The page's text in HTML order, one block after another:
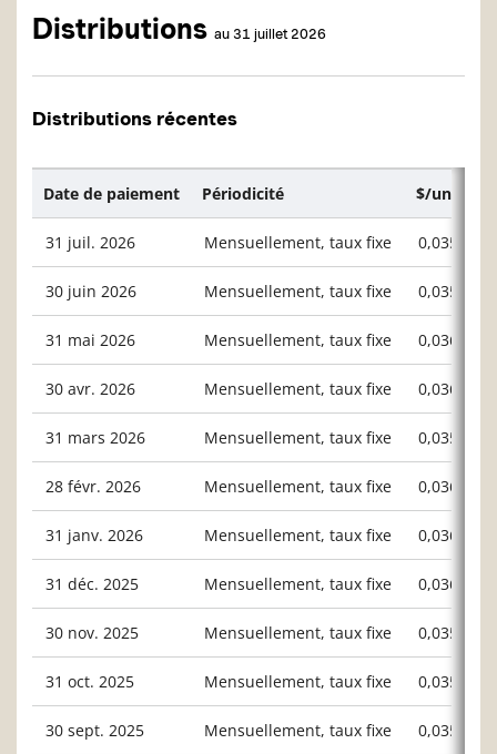
Distributions au 31 juillet 2026
Distributions récentes
Date de paiement Périodicité $/unité
31 juil. 2026 Mensuellement, taux fixe 0,03564
30 juin 2026 Mensuellement, taux fixe 0,03524
31 mai 2026 Mensuellement, taux fixe 0,03630
30 avr. 2026 Mensuellement, taux fixe 0,03673
31 mars 2026 Mensuellement, taux fixe 0,03583
28 févr. 2026 Mensuellement, taux fixe 0,03666
31 janv. 2026 Mensuellement, taux fixe 0,03692
31 déc. 2025 Mensuellement, taux fixe 0,03627
30 nov. 2025 Mensuellement, taux fixe 0,03587
31 oct. 2025 Mensuellement, taux fixe 0,03569
30 sept. 2025 Mensuellement, taux fixe 0,03594